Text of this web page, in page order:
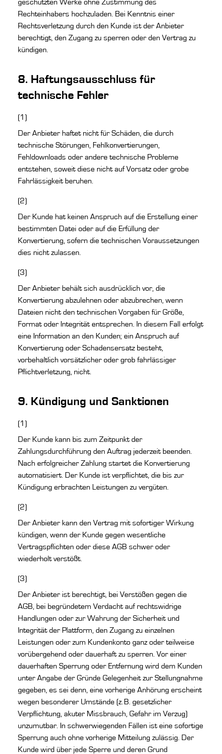
geschützten Werke ohne Zustimmung des
Rechteinhabers hochzuladen. Bei Kenntnis einer
Rechtsverletzung durch den Kunde ist der Anbieter
berechtigt, den Zugang zu sperren oder den Vertrag zu
kündigen.
8. Haftungsausschluss für
technische Fehler
(1)
Der Anbieter haftet nicht für Schäden, die durch
technische Störungen, Fehlkonvertierungen,
Fehldownloads oder andere technische Probleme
entstehen, soweit diese nicht auf Vorsatz oder grobe
Fahrlässigkeit beruhen.
(2)
Der Kunde hat keinen Anspruch auf die Erstellung einer
bestimmten Datei oder auf die Erfüllung der
Konvertierung, sofern die technischen Voraussetzungen
dies nicht zulassen.
(3)
Der Anbieter behält sich ausdrücklich vor, die
Konvertierung abzulehnen oder abzubrechen, wenn
Dateien nicht den technischen Vorgaben für Größe,
Format oder Integrität entsprechen. In diesem Fall erfolgt
eine Information an den Kunden; ein Anspruch auf
Konvertierung oder Schadensersatz besteht,
vorbehaltlich vorsätzlicher oder grob fahrlässiger
Pflichtverletzung, nicht.
9. Kündigung und Sanktionen
(1)
Der Kunde kann bis zum Zeitpunkt der
Zahlungsdurchführung den Auftrag jederzeit beenden.
Nach erfolgreicher Zahlung startet die Konvertierung
automatisiert. Der Kunde ist verpflichtet, die bis zur
Kündigung erbrachten Leistungen zu vergüten.
(2)
Der Anbieter kann den Vertrag mit sofortiger Wirkung
kündigen, wenn der Kunde gegen wesentliche
Vertragspflichten oder diese AGB schwer oder
wiederholt verstößt.
(3)
Der Anbieter ist berechtigt, bei Verstößen gegen die
AGB, bei begründetem Verdacht auf rechtswidrige
Handlungen oder zur Wahrung der Sicherheit und
Integrität der Plattform, den Zugang zu einzelnen
Leistungen oder zum Kundenkonto ganz oder teilweise
vorübergehend oder dauerhaft zu sperren. Vor einer
dauerhaften Sperrung oder Entfernung wird dem Kunden
unter Angabe der Gründe Gelegenheit zur Stellungnahme
gegeben, es sei denn, eine vorherige Anhörung erscheint
wegen besonderer Umstände (z. B. gesetzlicher
Verpflichtung, akuter Missbrauch, Gefahr im Verzug)
unzumutbar. In schwerwiegenden Fällen ist eine sofortige
Sperrung auch ohne vorherige Mitteilung zulässig. Der
Kunde wird über jede Sperre und deren Grund